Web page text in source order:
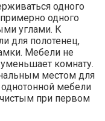
одного
одного
углами. К
для полотенец,
Мебели не
комнату.
местом для
мебели
при первом